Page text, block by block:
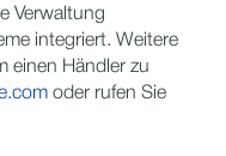
Verwaltung
integriert. Weitere
einen Händler zu
oder rufen Sie